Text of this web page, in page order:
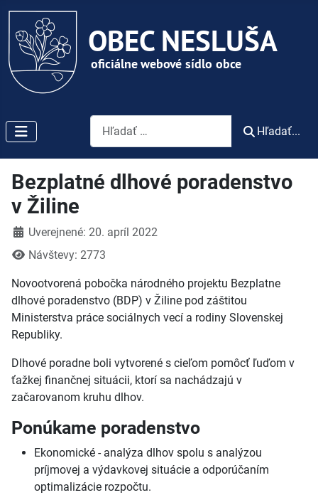
Vyhľadávanie
Hľadať...
Bezplatné dlhové poradenstvo
v Žiline
DetailyUverejnené: 20. apríl 2022
Návštevy: 2773
Novootvorená pobočka národného projektu Bezplatne
dlhové poradenstvo (BDP) v Žiline pod záštitou
Ministerstva práce sociálnych vecí a rodiny Slovenskej
Republiky.
Dlhové poradne boli vytvorené s cieľom pomôcť ľuďom v
ťažkej finančnej situácii, ktorí sa nachádzajú v
začarovanom kruhu dlhov.
Ponúkame poradenstvo
Ekonomické - analýza dlhov spolu s analýzou
príjmovej a výdavkovej situácie a odporúčaním
optimalizácie rozpočtu.